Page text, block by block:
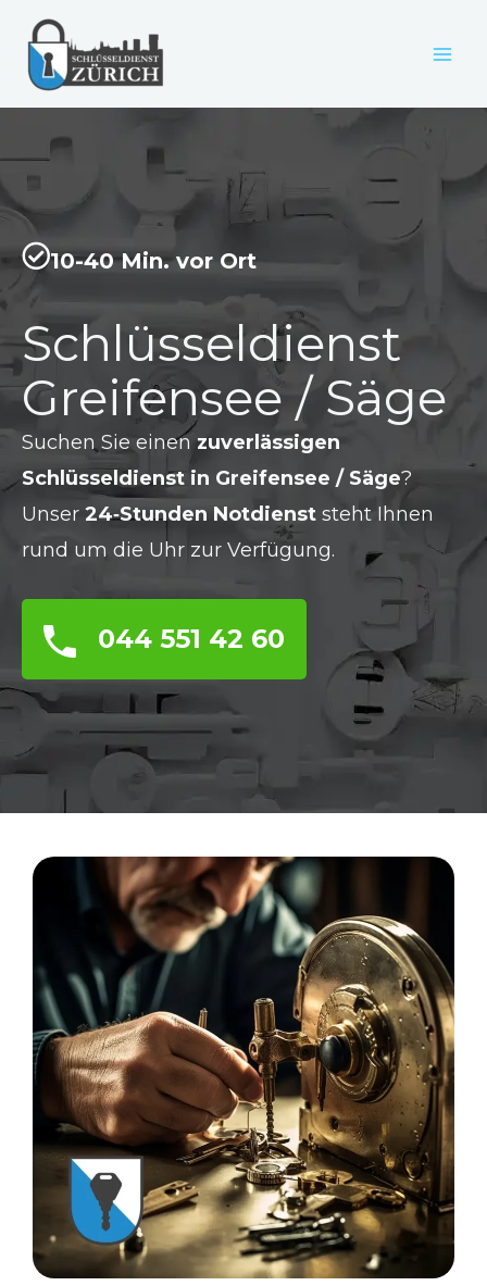
Inhalt
springen
10-40 Min. vor Ort
Schlüsseldienst
Greifensee / Säge
Suchen Sie einenzuverlässigen
Schlüsseldienst in Greifensee / Säge?
Unser 24‑Stunden Notdienst steht Ihnen
rund um die Uhr zur Verfügung.
044 551 42 60